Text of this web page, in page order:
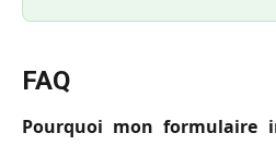
FAQ
Pourquoi mon formulaire